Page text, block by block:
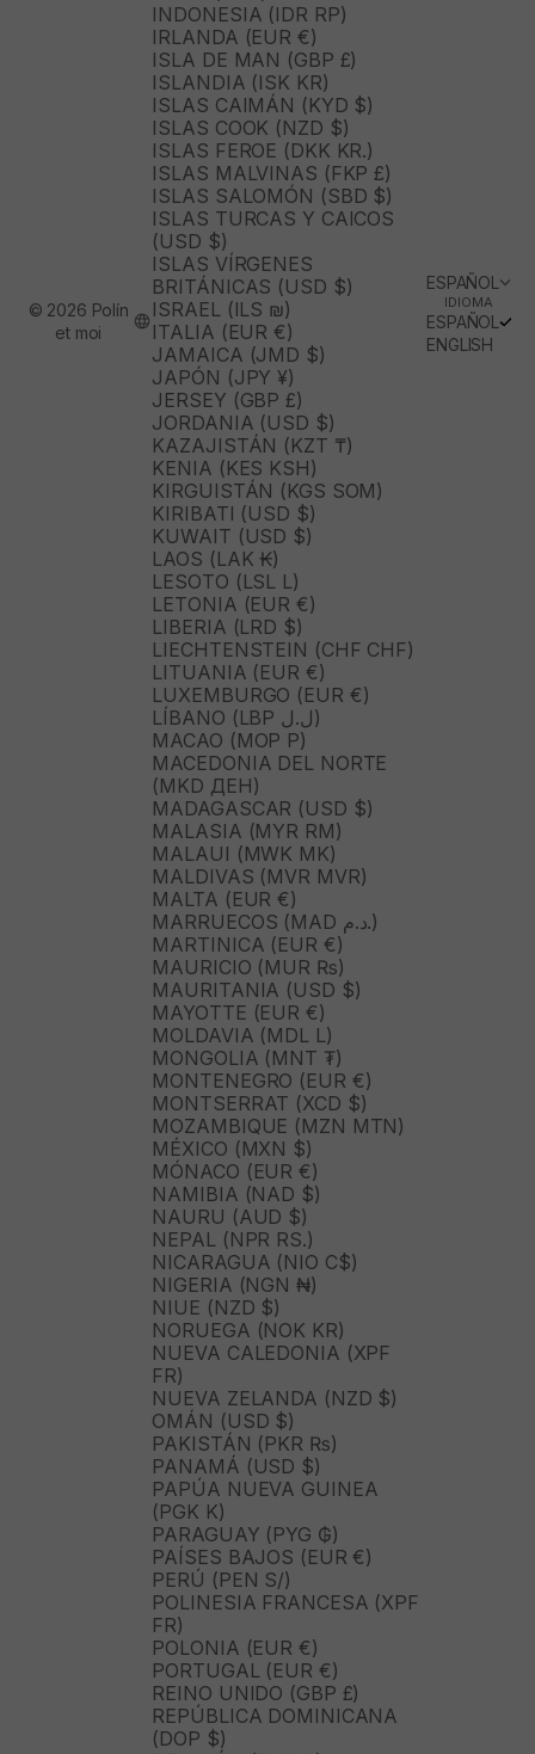
INDONESIA (IDR RP)
IRLANDA (EUR €)
ISLA DE MAN (GBP £)
ISLANDIA (ISK KR)
ISLAS CAIMÁN (KYD $)
ISLAS COOK (NZD $)
ISLAS FEROE (DKK KR.)
ISLAS MALVINAS (FKP £)
ISLAS SALOMÓN (SBD $)
ISLAS TURCAS Y CAICOS
(USD $)
ISLAS VÍRGENES
BRITÁNICAS (USD $)
ISRAEL (ILS ₪)
ITALIA (EUR €)
JAMAICA (JMD $)
JAPÓN (JPY ¥)
JERSEY (GBP £)
JORDANIA (USD $)
KAZAJISTÁN (KZT ₸)
KENIA (KES KSH)
KIRGUISTÁN (KGS SOM)
KIRIBATI (USD $)
KUWAIT (USD $)
LAOS (LAK ₭)
LESOTO (LSL L)
LETONIA (EUR €)
LIBERIA (LRD $)
LIECHTENSTEIN (CHF CHF)
LITUANIA (EUR €)
LUXEMBURGO (EUR €)
LÍBANO (LBP ل.ل)
MACAO (MOP P)
MACEDONIA DEL NORTE
(MKD ДЕН)
MADAGASCAR (USD $)
MALASIA (MYR RM)
MALAUI (MWK MK)
MALDIVAS (MVR MVR)
MALTA (EUR €)
MARRUECOS (MAD د.م.)
MARTINICA (EUR €)
MAURICIO (MUR ₨)
MAURITANIA (USD $)
MAYOTTE (EUR €)
MOLDAVIA (MDL L)
MONGOLIA (MNT ₮)
MONTENEGRO (EUR €)
MONTSERRAT (XCD $)
MOZAMBIQUE (MZN MTN)
MÉXICO (MXN $)
MÓNACO (EUR €)
NAMIBIA (NAD $)
NAURU (AUD $)
NEPAL (NPR RS.)
NICARAGUA (NIO C$)
NIGERIA (NGN ₦)
NIUE (NZD $)
NORUEGA (NOK KR)
NUEVA CALEDONIA (XPF
FR)
NUEVA ZELANDA (NZD $)
OMÁN (USD $)
PAKISTÁN (PKR ₨)
PANAMÁ (USD $)
PAPÚA NUEVA GUINEA
(PGK K)
PARAGUAY (PYG ₲)
PAÍSES BAJOS (EUR €)
PERÚ (PEN S/)
POLINESIA FRANCESA (XPF
FR)
POLONIA (EUR €)
PORTUGAL (EUR €)
REINO UNIDO (GBP £)
REPÚBLICA DOMINICANA
(DOP $)
ESPAÑOL
IDIOMA
ESPAÑOL
ENGLISH
© 2026 Polín
et moi